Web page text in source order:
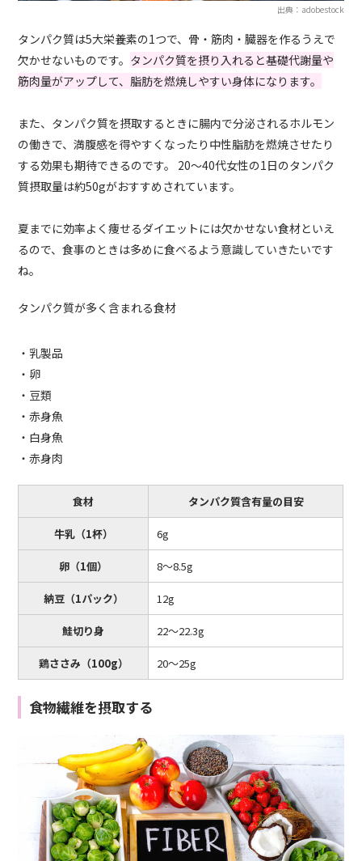
出典：adobestock
タンパク質は5大栄養素の1つで、骨・筋肉・臓器を作るうえで
欠かせないものです。 タンパク質を摂り入れると基礎代謝量や
筋肉量がアップして、脂肪を燃焼しやすい身体になります。
また、タンパク質を摂取するときに腸内で分泌されるホルモン
の働きで、満腹感を得やすくなったり中性脂肪を燃焼させたり
する効果も期待できるのです。 20～40代女性の1日のタンパク
質摂取量は約50gがおすすめされています。
夏までに効率よく痩せるダイエットには欠かせない食材といえ
るので、食事のときは多めに食べるよう意識していきたいです
ね。
タンパク質が多く含まれる食材
・乳製品
・卵
・豆類
・赤身魚
・白身魚
・赤身肉
食材 タンパク質含有量の目安
牛乳（1杯） 6g
卵（1個） 8～8.5g
納豆（1パック） 12g
鮭切り身 22～22.3g
鶏ささみ（100g） 20～25g
食物繊維を摂取する